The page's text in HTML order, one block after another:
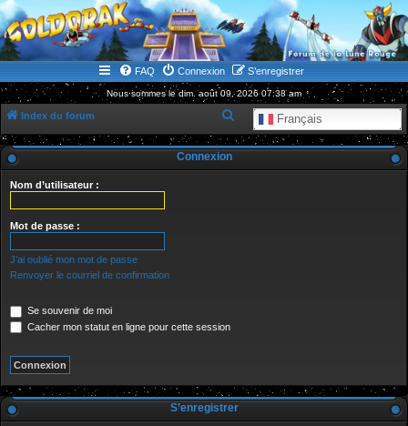
WWW.GOLDORAKGO.COM
le site de la Lune Rouge
FAQ Connexion S’enregistrer
Nous sommes le dim. août 09, 2026 07:38 am
Index du forum Français
e
Connexion
Nom d’utilisateur :
Mot de passe :
J’ai oublié mon mot de passe
Renvoyer le courriel de confirmation
Se souvenir de moi
Cacher mon statut en ligne pour cette session
S’enregistrer